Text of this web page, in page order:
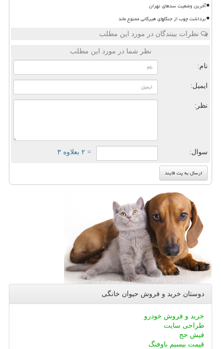
آخرین وضعیت سدهای تهران
برداشت چوب از جنگلهای هیرکانی ممنوع ماند
نظرات بینندگان در مورد این مطلب
نظر شما در مورد این مطلب
نام:
ایمیل:
نظر:
سوال: = ۲ بعلاوه ۳
دوستان خرید و فروش حیوان خانگی
خرید و فروش خودرو
طراحی سایت
فیش حج
قیمت بیسیم باوفنگ